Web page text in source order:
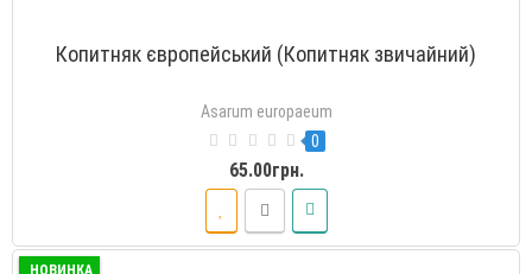
Копитняк європейський (Копитняк звичайний)
Asarum europaeum
0
65.00грн.
НОВИНКА